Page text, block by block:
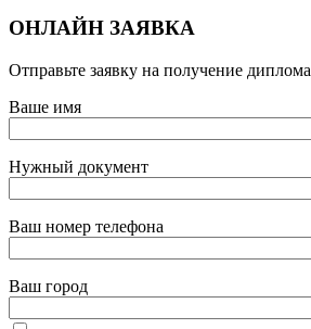
ОНЛАЙН ЗАЯВКА
Отправьте заявку на получение диплома
Ваше имя
Нужный документ
Ваш номер телефона
Ваш город